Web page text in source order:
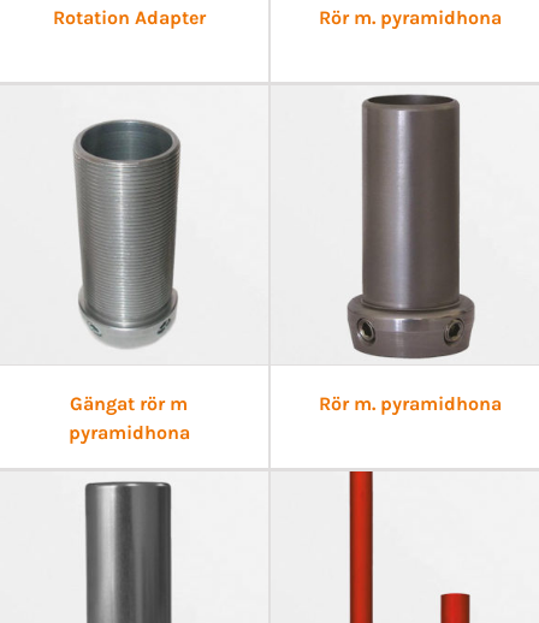
Rotation Adapter Rör m. pyramidhona
Gängat rör m
pyramidhona
Rör m. pyramidhona